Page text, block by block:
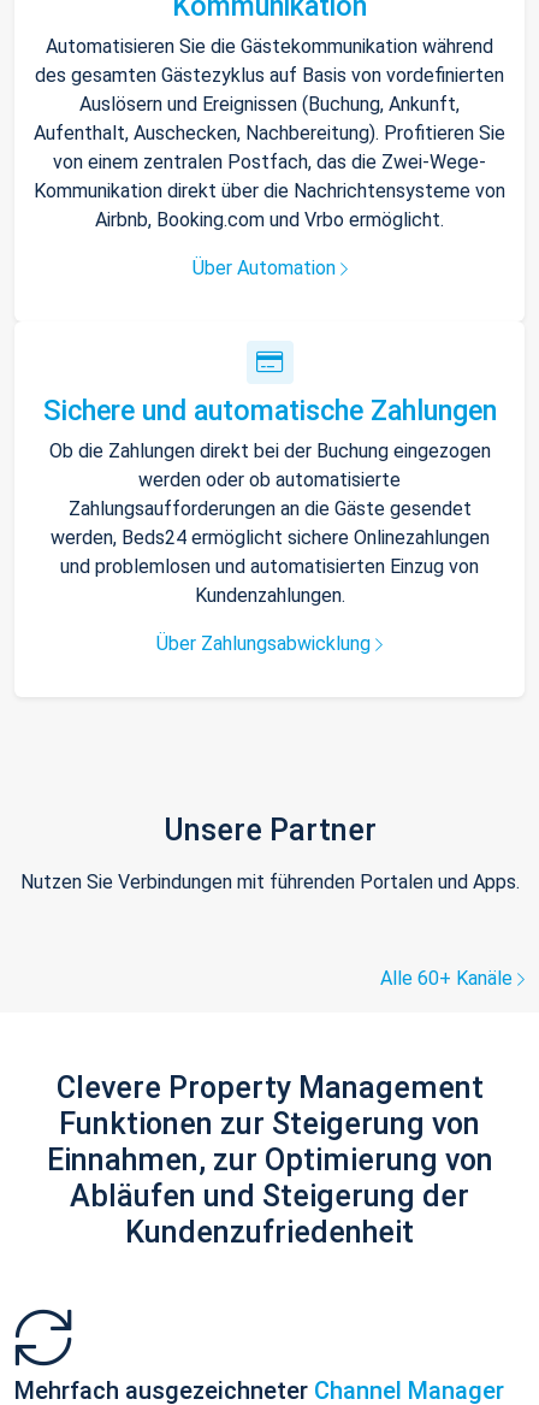
Automatisieren Sie die Gästekommunikation während
des gesamten Gästezyklus auf Basis von vordefinierten
Auslösern und Ereignissen (Buchung, Ankunft,
Aufenthalt, Auschecken, Nachbereitung). Profitieren Sie
von einem zentralen Postfach, das die Zwei-Wege-
Kommunikation direkt über die Nachrichtensysteme von
Airbnb, Booking.com und Vrbo ermöglicht.
Über Automation
Sichere und automatische Zahlungen
Ob die Zahlungen direkt bei der Buchung eingezogen
werden oder ob automatisierte
Zahlungsaufforderungen an die Gäste gesendet
werden, Beds24 ermöglicht sichere Onlinezahlungen
und problemlosen und automatisierten Einzug von
Kundenzahlungen.
Über Zahlungsabwicklung
Unsere Partner
Nutzen Sie Verbindungen mit führenden Portalen und Apps.
Alle 60+ Kanäle
Clevere Property Management
Funktionen zur Steigerung von
Einnahmen, zur Optimierung von
Abläufen und Steigerung der
Kundenzufriedenheit
Mehrfach ausgezeichneter Channel Manager